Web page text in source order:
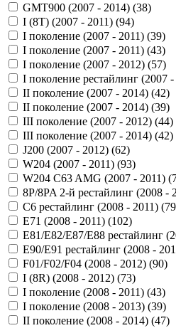
GMT900 (2007 - 2014) (38)
I (8T) (2007 - 2011) (94)
I поколение (2007 - 2011) (39)
I поколение (2007 - 2011) (43)
I поколение (2007 - 2012) (57)
I поколение рестайлинг (2007
II поколение (2007 - 2014) (42)
II поколение (2007 - 2014) (39)
III поколение (2007 - 2012) (44)
III поколение (2007 - 2014) (42)
J200 (2007 - 2012) (62)
W204 (2007 - 2011) (93)
W204 C63 AMG (2007 - 2011) (
8P/8PA 2-й рестайлинг (2008 -
C6 рестайлинг (2008 - 2011) (79
E71 (2008 - 2011) (102)
E81/E82/E87/E88 рестайлинг
E90/E91 рестайлинг (2008 -
F01/F02/F04 (2008 - 2012) (90)
I (8R) (2008 - 2012) (73)
I поколение (2008 - 2011) (43)
I поколение (2008 - 2013) (39)
II поколение (2008 - 2014) (47)